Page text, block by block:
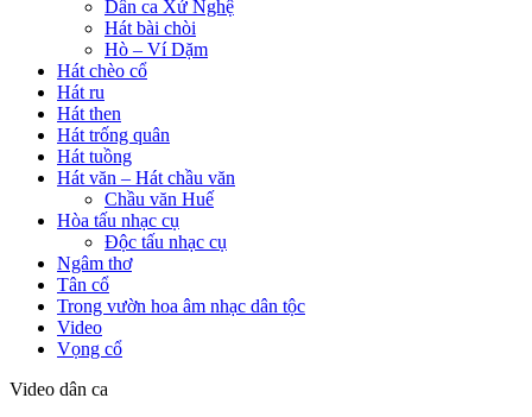
Dân ca Xứ Nghệ
Hát bài chòi
Hò – Ví Dặm
Hát chèo cổ
Hát ru
Hát then
Hát trống quân
Hát tuồng
Hát văn – Hát chầu văn
Chầu văn Huế
Hòa tấu nhạc cụ
Độc tấu nhạc cụ
Ngâm thơ
Tân cổ
Trong vườn hoa âm nhạc dân tộc
Video
Vọng cổ
Video dân ca